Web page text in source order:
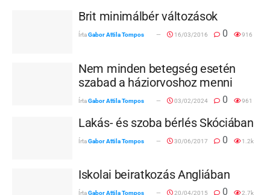
Brit minimálbér változások
ÍrtaGabor Attila Tompos 16/03/2016 0 916
Nem minden betegség esetén
szabad a háziorvoshoz menni
ÍrtaGabor Attila Tompos 03/02/2024 0 961
Lakás- és szoba bérlés Skóciában
ÍrtaGabor Attila Tompos 30/06/2017 0 1.2k
Iskolai beiratkozás Angliában
ÍrtaGabor Attila Tompos 20/04/2015 0 2.7k